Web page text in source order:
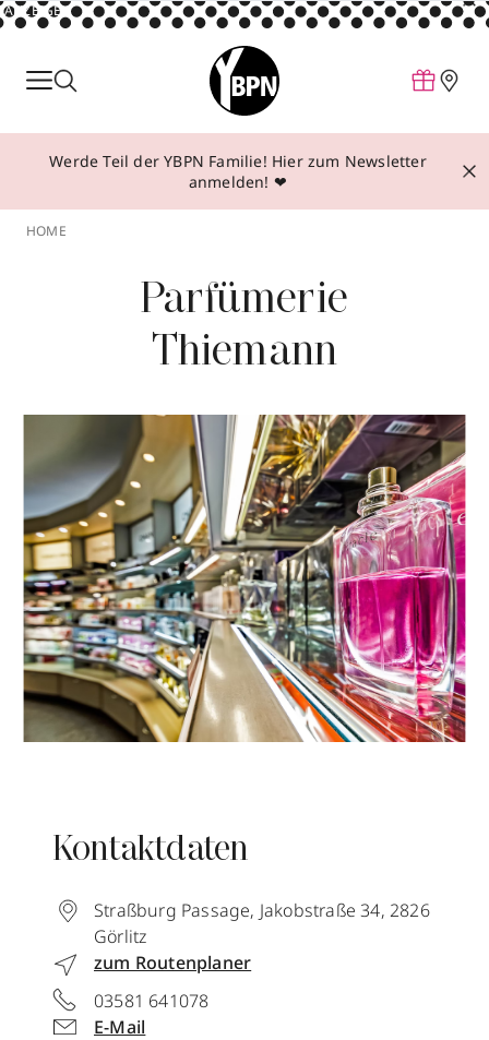
ANZEIGE
Parfum
Make-up
Behandlungen
Über YBPN
Aktionen
Werde Teil der YBPN Familie! Hier zum Newsletter
anmelden! ❤
HOME
Parfümerie
Thiemann
Kontaktdaten
Straßburg Passage, Jakobstraße 34,2826
Görlitz
zum Routenplaner
03581 641078
E-Mail